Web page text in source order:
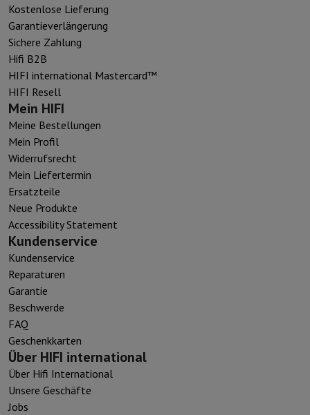
Kostenlose Lieferung
Garantieverlängerung
Sichere Zahlung
Hifi B2B
HIFI international Mastercard™
HIFI Resell
Mein HIFI
Meine Bestellungen
Mein Profil
Widerrufsrecht
Mein Liefertermin
Ersatzteile
Neue Produkte
Accessibility Statement
Kundenservice
Kundenservice
Reparaturen
Garantie
Beschwerde
FAQ
Geschenkkarten
Über HIFI international
Über Hifi International
Unsere Geschäfte
Jobs